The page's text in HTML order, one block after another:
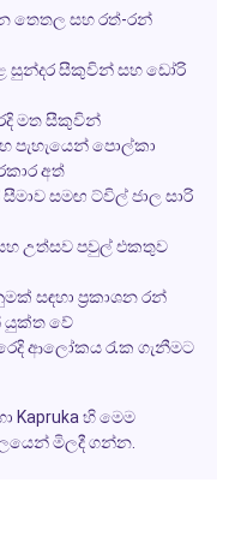
තෙතල සහ රත්-රන්
සුන්දර සීකුවින් සහ ඩෝරි
මත සීකුවින්
පැහැයෙන් පොල්කා
අත්
සමඟ ට්විල් ජාල සාරි
උත්සව පවුල් එකතුව
සඳහා ප්‍රකාශන රන්
යුක්ත වේ
ආලෝකය රැක ගැනීමට
Kapruka හි මෙම
මිලදී ගන්න.